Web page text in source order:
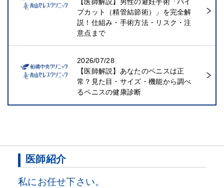
【医師解説】男性の避妊手術「パイ
プカット（精管結節術）」を完全解
説！仕組み・手術方法・リスク・注
意点まで
2026/07/28
【医師解説】あなたのペニスは正
常？見た目・サイズ・機能から調べ
るペニスの健康診断
医師紹介
私にお任せ下さい。